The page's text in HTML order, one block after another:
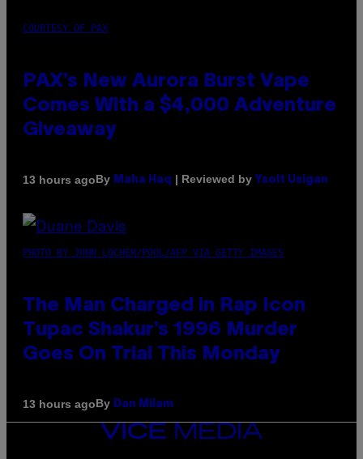
COURTESY OF PAX
PAX’s New Aurora Burst Vape
Comes With a $4,000 Adventure
Giveaway
13 hours agoBy Maha Haq | Reviewed by Ysolt Usigan
PHOTO BY JOHN LOCHER/POOL/AFP VIA GETTY IMAGES
The Man Charged in Rap Icon
Tupac Shakur’s 1996 Murder
Goes On Trial This Monday
13 hours agoBy Dan Milam
VICE